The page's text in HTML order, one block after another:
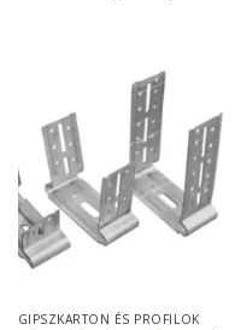
GIPSZKARTON ÉS PROFILOK